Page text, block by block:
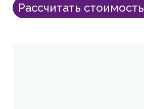
Рассчитать стоимость